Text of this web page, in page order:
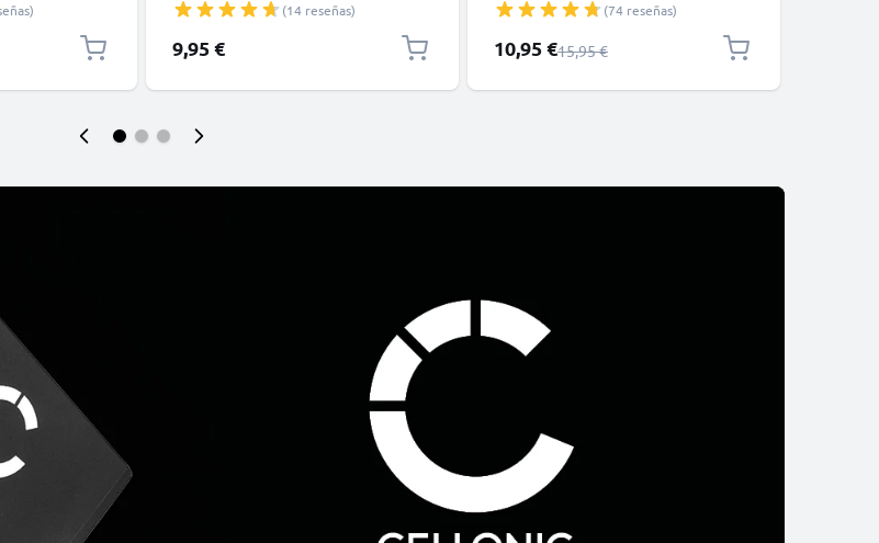
G7 G5 G6
máxima de 1.50m ajustable)
(14 reseñas)
9,95 €
móviles, cámara digital y compacta,
Smartphone, iPhone, GoPro - Negro
(74 reseñas)
Precio especial
10,95 €Precio normal
15,95 €